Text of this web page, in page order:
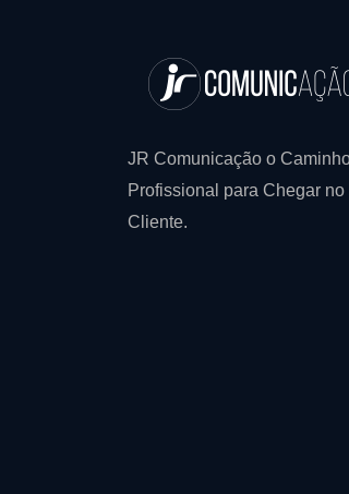
JR Comunicação o
Profissional para Chegar no
Cliente.